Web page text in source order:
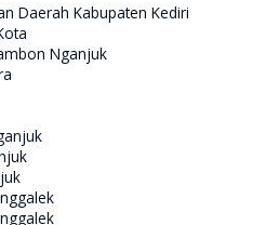
Daerah Kabupaten Kediri
Nganjuk